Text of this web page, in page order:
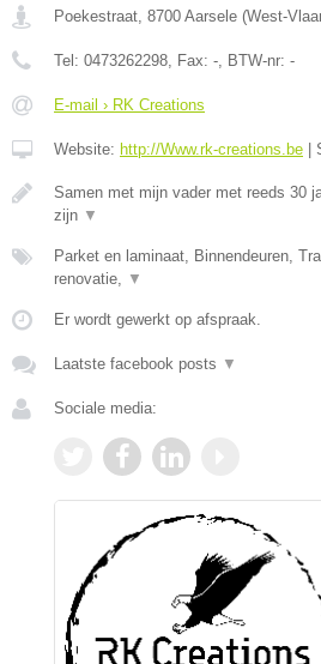
Poekestraat, 8700 Aarsele (West-
Tel: 0473262298, Fax: -, BTW-nr: -
E-mail › RK Creations
Website: http://Www.rk-creations.be
Samen met mijn vader met reeds 30
zijn ▼
Parket en laminaat, Binnendeuren,
renovatie, ▼
Er wordt gewerkt op afspraak.
Laatste facebook posts ▼
Sociale media: